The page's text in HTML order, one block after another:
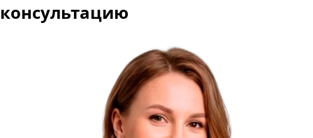
консультацию